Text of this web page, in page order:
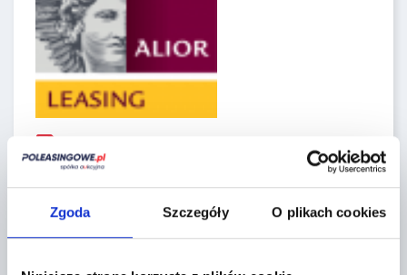
Zgoda Szczegóły O plikach cookies
Seller`s terms and conditions
Localization: